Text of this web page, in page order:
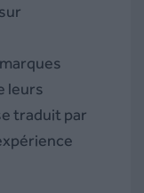
leurs
traduit par